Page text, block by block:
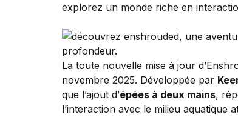
explorez un monde riche en
La toute nouvelle mise à jour
novembre 2025. Développée par
que l’ajout d’épées à deux mains,
l’interaction avec le milieu aquatique